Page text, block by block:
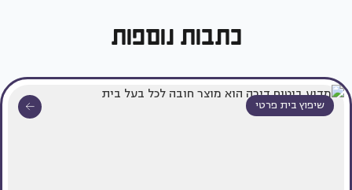
כתבות נוספות
שיפוץ בית פרטי